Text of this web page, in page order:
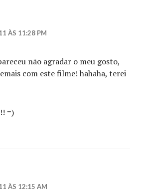
ÀS 11:28 PM
não agradar o meu gosto,
com este filme! hahaha, terei
=)
ÀS 12:15 AM